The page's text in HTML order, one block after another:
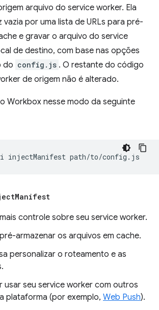
arquivo do service worker. Ela
vazia por uma lista de URLs para pré-
e gravar o arquivo do service
de destino, com base nas opções
do config.js . O restante do código
de origem não é alterado.
Workbox nesse modo da seguinte
injectManifest
Manifest
controle sobre seu service worker.
armazenar os arquivos em cache.
personalizar o roteamento e as
usar seu service worker com outros
plataforma (por exemplo, Web Push).